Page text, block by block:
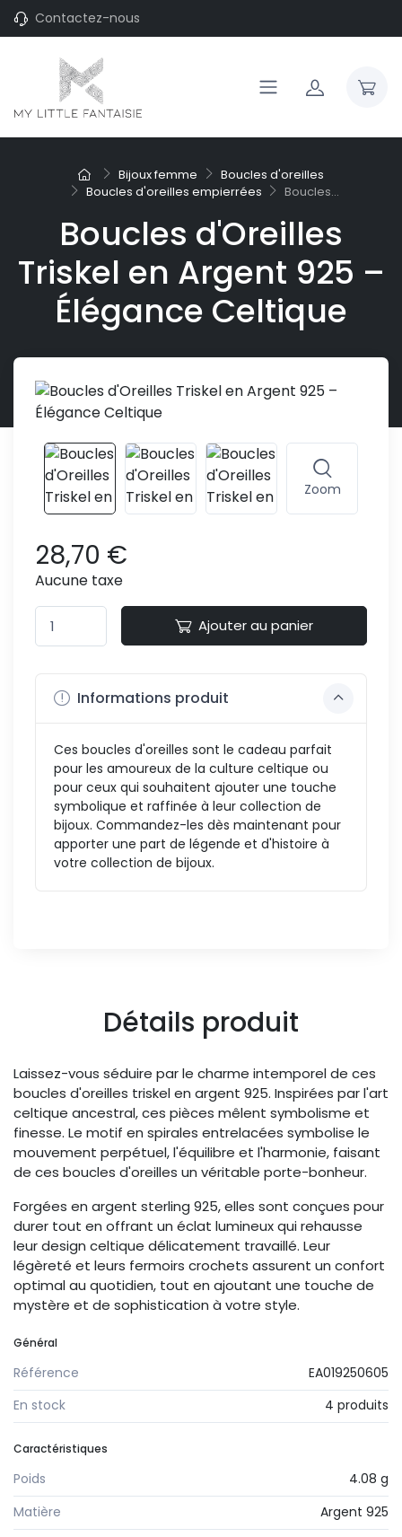
Contactez-nous
Bijoux femme
Boucles d'oreilles
Boucles d'oreilles empierrées
Boucles...
Boucles d'Oreilles
Triskel en Argent 925 –
Élégance Celtique
Zoom
28,70 €
Aucune taxe
Ajouter au panier
Informations produit
Ces boucles d'oreilles sont le cadeau parfait
pour les amoureux de la culture celtique ou
pour ceux qui souhaitent ajouter une touche
symbolique et raffinée à leur collection de
bijoux. Commandez-les dès maintenant pour
apporter une part de légende et d'histoire à
votre collection de bijoux.
Détails produit
Laissez-vous séduire par le charme intemporel de ces
boucles d'oreilles triskel en argent 925. Inspirées par l'art
celtique ancestral, ces pièces mêlent symbolisme et
finesse. Le motif en spirales entrelacées symbolise le
mouvement perpétuel, l'équilibre et l'harmonie, faisant
de ces boucles d'oreilles un véritable porte-bonheur.
Forgées en argent sterling 925, elles sont conçues pour
durer tout en offrant un éclat lumineux qui rehausse
leur design celtique délicatement travaillé. Leur
légèreté et leurs fermoirs crochets assurent un confort
optimal au quotidien, tout en ajoutant une touche de
mystère et de sophistication à votre style.
Général
Référence
EA019250605
En stock
4 produits
Caractéristiques
Poids
4.08 g
Matière
Argent 925